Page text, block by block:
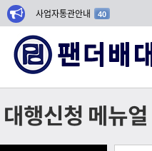
사업자통관안내 40
대행신청 메뉴얼